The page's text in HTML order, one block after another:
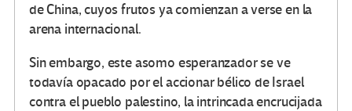
de China, cuyos frutos ya comienzan a verse en la
arena internacional.
Sin embargo, este asomo esperanzador se ve
todavía opacado por el accionar bélico de Israel
contra el pueblo palestino, la intrincada encrucijada